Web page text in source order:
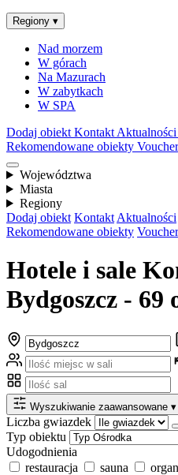
Regiony ▾
Nad morzem
W górach
Na Mazurach
W zabytkach
W SPA
Dodaj obiekt Kontakt Aktualności
Rekomendowane obiekty
Województwa
Miasta
Regiony
Dodaj obiekt Kontakt Aktualności
Rekomendowane obiekty
Hotele i sale
Bydgoszcz - 69
Wyszukiwanie zaawansowane ▾
Liczba gwiazdek
Typ obiektu
Udogodnienia
restauracja
sauna